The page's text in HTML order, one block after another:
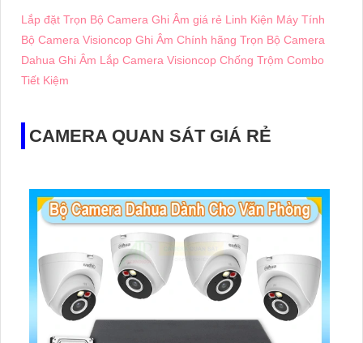
Lắp đặt Trọn Bộ Camera Ghi Âm giá rẻ Linh Kiện Máy Tính
Bộ Camera Visioncop Ghi Âm Chính hãng Trọn Bộ Camera
Dahua Ghi Âm Lắp Camera Visioncop Chống Trộm Combo
Tiết Kiệm
CAMERA QUAN SÁT GIÁ RẺ